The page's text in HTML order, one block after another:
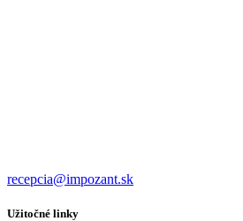
recepcia@impozant.sk
Užitočné linky